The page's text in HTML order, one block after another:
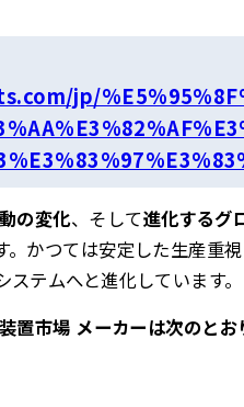
jp/
の変化、そして進化するグ
かつては安定した生産重
テムへと進化しています。
市場 メーカーは次のとお